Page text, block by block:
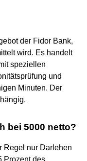
der Fidor Bank,
wird. Es handelt
speziellen
und
Minuten. Der
bei 5000 netto?
Regel nur Darlehen
Prozent des